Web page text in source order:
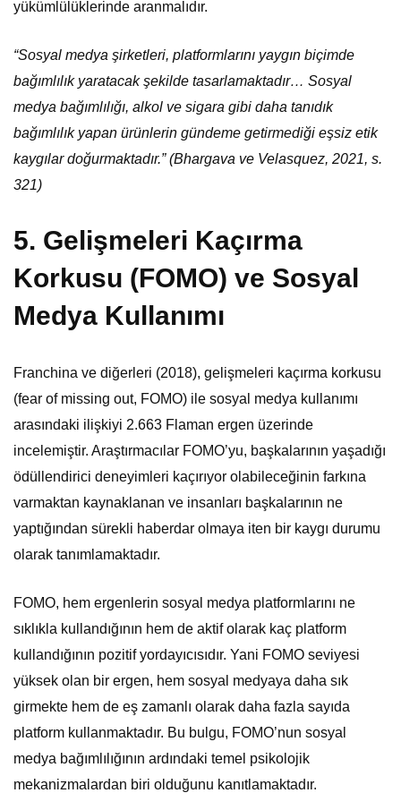
yükümlülüklerinde aranmalıdır.
“Sosyal medya şirketleri, platformlarını yaygın biçimde
bağımlılık yaratacak şekilde tasarlamaktadır… Sosyal
medya bağımlılığı, alkol ve sigara gibi daha tanıdık
bağımlılık yapan ürünlerin gündeme getirmediği eşsiz etik
kaygılar doğurmaktadır.” (Bhargava ve Velasquez, 2021, s.
321)
5. Gelişmeleri Kaçırma
Korkusu (FOMO) ve Sosyal
Medya Kullanımı
Franchina ve diğerleri (2018), gelişmeleri kaçırma korkusu
(fear of missing out, FOMO) ile sosyal medya kullanımı
arasındaki ilişkiyi 2.663 Flaman ergen üzerinde
incelemiştir. Araştırmacılar FOMO’yu, başkalarının yaşadığı
ödüllendirici deneyimleri kaçırıyor olabileceğinin farkına
varmaktan kaynaklanan ve insanları başkalarının ne
yaptığından sürekli haberdar olmaya iten bir kaygı durumu
olarak tanımlamaktadır.
FOMO, hem ergenlerin sosyal medya platformlarını ne
sıklıkla kullandığının hem de aktif olarak kaç platform
kullandığının pozitif yordayıcısıdır. Yani FOMO seviyesi
yüksek olan bir ergen, hem sosyal medyaya daha sık
girmekte hem de eş zamanlı olarak daha fazla sayıda
platform kullanmaktadır. Bu bulgu, FOMO’nun sosyal
medya bağımlılığının ardındaki temel psikolojik
mekanizmalardan biri olduğunu kanıtlamaktadır.